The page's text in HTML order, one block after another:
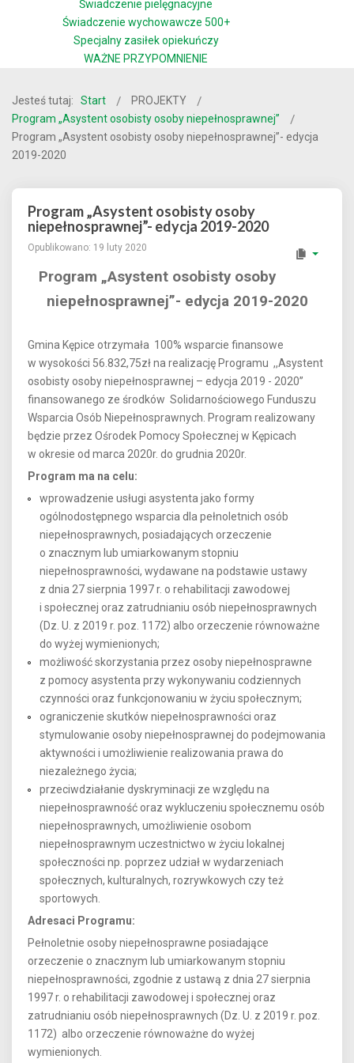
Świadczenie pielęgnacyjne
Świadczenie wychowawcze 500+
Specjalny zasiłek opiekuńczy
WAŻNE PRZYPOMNIENIE
Jesteś tutaj: Start
PROJEKTY
Program „Asystent osobisty osoby niepełnosprawnej”
Program „Asystent osobisty osoby niepełnosprawnej”- edycja
2019-2020
Program „Asystent osobisty osoby
niepełnosprawnej”- edycja 2019-2020
Opublikowano: 19 luty 2020
Program „Asystent osobisty osoby
niepełnosprawnej”- edycja 2019-2020
Gmina Kępice otrzymała 100% wsparcie finansowe
w wysokości 56.832,75zł na realizację Programu ,,Asystent
osobisty osoby niepełnosprawnej – edycja 2019 - 2020’’
finansowanego ze środków Solidarnościowego Funduszu
Wsparcia Osób Niepełnosprawnych. Program realizowany
będzie przez Ośrodek Pomocy Społecznej w Kępicach
w okresie od marca 2020r. do grudnia 2020r.
Program ma na celu:
wprowadzenie usługi asystenta jako formy
ogólnodostępnego wsparcia dla pełnoletnich osób
niepełnosprawnych, posiadających orzeczenie
o znacznym lub umiarkowanym stopniu
niepełnosprawności, wydawane na podstawie ustawy
z dnia 27 sierpnia 1997 r. o rehabilitacji zawodowej
i społecznej oraz zatrudnianiu osób niepełnosprawnych
(Dz. U. z 2019 r. poz. 1172) albo orzeczenie równoważne
do wyżej wymienionych;
możliwość skorzystania przez osoby niepełnosprawne
z pomocy asystenta przy wykonywaniu codziennych
czynności oraz funkcjonowaniu w życiu społecznym;
ograniczenie skutków niepełnosprawności oraz
stymulowanie osoby niepełnosprawnej do podejmowania
aktywności i umożliwienie realizowania prawa do
niezależnego życia;
przeciwdziałanie dyskryminacji ze względu na
niepełnosprawność oraz wykluczeniu społecznemu osób
niepełnosprawnych, umożliwienie osobom
niepełnosprawnym uczestnictwo w życiu lokalnej
społeczności np. poprzez udział w wydarzeniach
społecznych, kulturalnych, rozrywkowych czy też
sportowych.
Adresaci Programu:
Pełnoletnie osoby niepełnosprawne posiadające
orzeczenie o znacznym lub umiarkowanym stopniu
niepełnosprawności, zgodnie z ustawą z dnia 27 sierpnia
1997 r. o rehabilitacji zawodowej i społecznej oraz
zatrudnianiu osób niepełnosprawnych (Dz. U. z 2019 r. poz.
1172) albo orzeczenie równoważne do wyżej
wymienionych.